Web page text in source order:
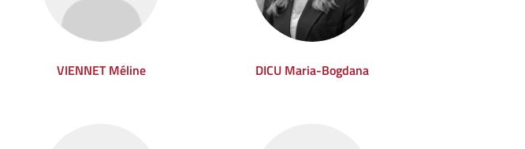
VIENNET Méline DICU Maria-Bogdana